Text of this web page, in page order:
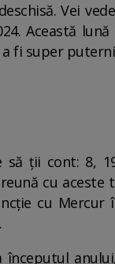
Vei
Această
fi super
ții cont: 8,
cu aceste
cu